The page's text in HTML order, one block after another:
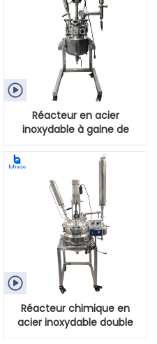

Réacteur en acier
inoxydable à gaine de
laboratoire de 5 L

Réacteur chimique en
acier inoxydable double
couche 20L